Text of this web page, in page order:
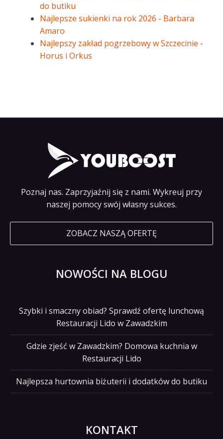
do butiku
Najlepsze sukienki na rok 2026 - Barbara
Amaro
Najlepszy zakład pogrzebowy w Szczecinie -
Horus i Orkus
Poznaj nas. Zaprzyjaźnij się z nami. Wykreuj przy
naszej pomocy swój własny sukces.
ZOBACZ NASZĄ OFERTĘ
NOWOŚCI NA BLOGU
Szybki i smaczny obiad? Sprawdź ofertę lunchową
Restauracji Lido w Zawadzkim
Gdzie zjeść w Zawadzkim? Domowa kuchnia w
Restauracji Lido
Najlepsza hurtownia biżuterii i dodatków do butiku
KONTAKT